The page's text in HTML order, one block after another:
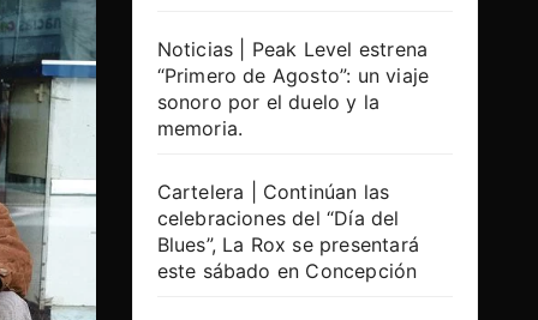
Noticias | Peak Level estrena
“Primero de Agosto”: un viaje
sonoro por el duelo y la
memoria.
Cartelera | Continúan las
celebraciones del “Día del
Blues”, La Rox se presentará
este sábado en Concepción